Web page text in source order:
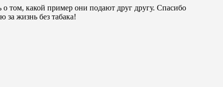
том, какой пример они подают друг другу. Спасибо
за жизнь без табака!